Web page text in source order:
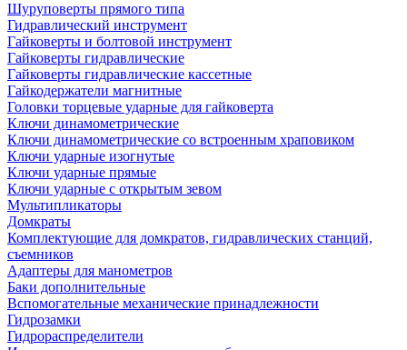
Шуруповерты прямого типа
Гидравлический инструмент
Гайковерты и болтовой инструмент
Гайковерты гидравлические
Гайковерты гидравлические кассетные
Гайкодержатели магнитные
Головки торцевые ударные для гайковерта
Ключи динамометрические
Ключи динамометрические со встроенным храповиком
Ключи ударные изогнутые
Ключи ударные прямые
Ключи ударные с открытым зевом
Мультипликаторы
Домкраты
Комплектующие для домкратов, гидравлических станций,
съемников
Адаптеры для манометров
Баки дополнительные
Вспомогательные механические принадлежности
Гидрозамки
Гидрораспределители